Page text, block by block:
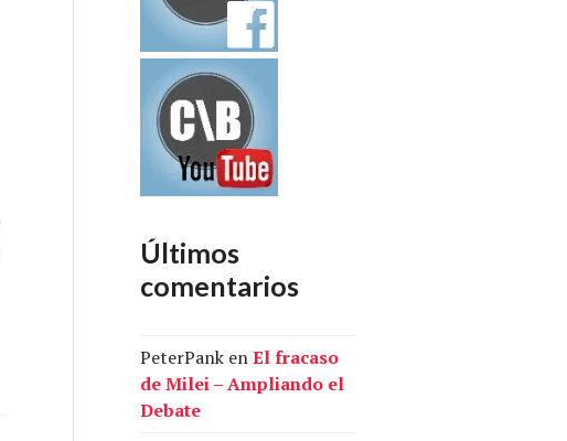
Últimos
comentarios
PeterPank enEl fracaso
de Milei – Ampliando el
Debate